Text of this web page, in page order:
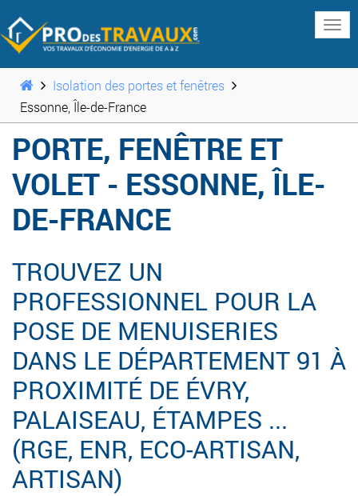
Isolation des portes et fenêtres
Essonne, Île-de-France
PORTE, FENÊTRE ET
VOLET - ESSONNE, ÎLE-
DE-FRANCE
TROUVEZ UN
PROFESSIONNEL POUR LA
POSE DE MENUISERIES
DANS LE DÉPARTEMENT 91 À
PROXIMITÉ DE ÉVRY,
PALAISEAU, ÉTAMPES ...
(RGE, ENR, ECO-ARTISAN,
ARTISAN)